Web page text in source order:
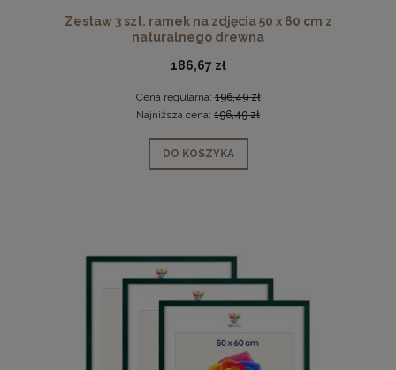
Zestaw 3 szt. ramek na zdjęcia 50 x 60 cm z
naturalnego drewna
186,67 zł
Cena regularna:196,49 zł
Najniższa cena: 196,49 zł
DO KOSZYKA